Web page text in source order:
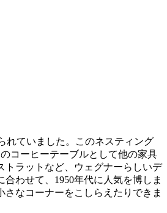
れていました。このネスティング
コーヒーテーブルとして他の家具
トラットなど、ウェグナーらしいデ
わせて、1950年代に人気を博しま
なコーナーをこしらえたりできま